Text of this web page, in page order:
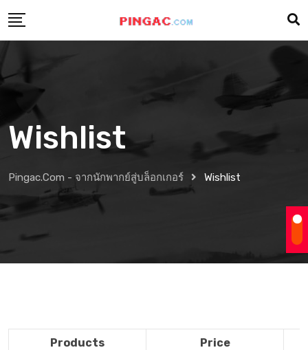
Wishlist
Pingac.com - จากนักพากย์สู่บล็อกเกอร์ Wishlist
Products Price